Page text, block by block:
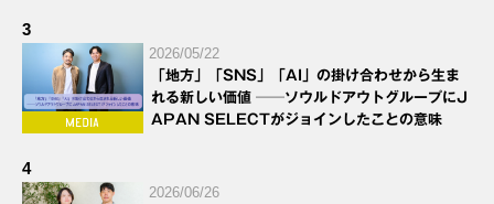
3
2026/05/22
「地方」「SNS」「AI」の掛け合わせから生ま
れる新しい価値 ──ソウルドアウトグループにJ
APAN SELECTがジョインしたことの意味
4
2026/06/26